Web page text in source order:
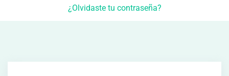
¿Olvidaste tu contraseña?